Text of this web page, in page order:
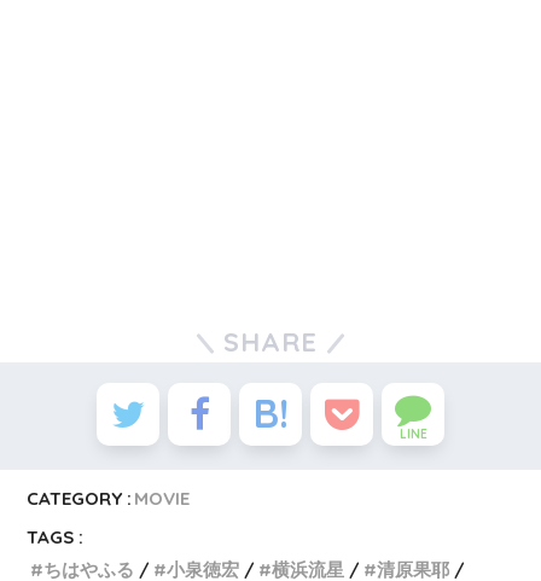
SHARE
LINE
CATEGORY : MOVIE
TAGS :
ちはやふる
小泉徳宏 横浜流星 清原果耶